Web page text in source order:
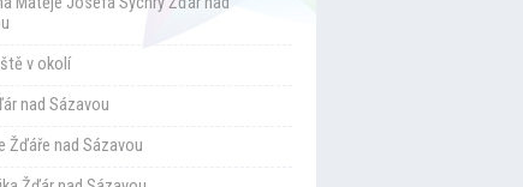
v okolí
nad Sázavou
Žďáře nad Sázavou